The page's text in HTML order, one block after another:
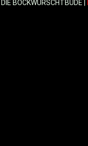
BOCKWURSCHTBUDE |